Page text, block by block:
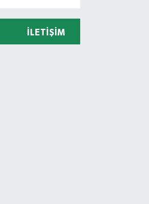
İLETIŞIM